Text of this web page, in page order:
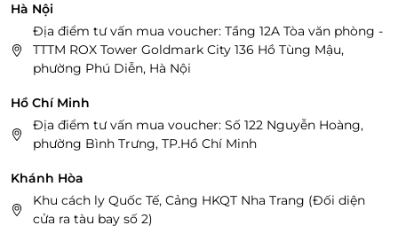
Hà Nội
Địa điểm tư vấn mua voucher: Tầng 12A Tòa văn phòng -
TTTM ROX Tower Goldmark City 136 Hồ Tùng Mậu,
phường Phú Diễn, Hà Nội
Hồ Chí Minh
Địa điểm tư vấn mua voucher: Số 122 Nguyễn Hoàng,
phường Bình Trưng, TP.Hồ Chí Minh
Khánh Hòa
Khu cách ly Quốc Tế, Cảng HKQT Nha Trang (Đối diện
cửa ra tàu bay số 2)